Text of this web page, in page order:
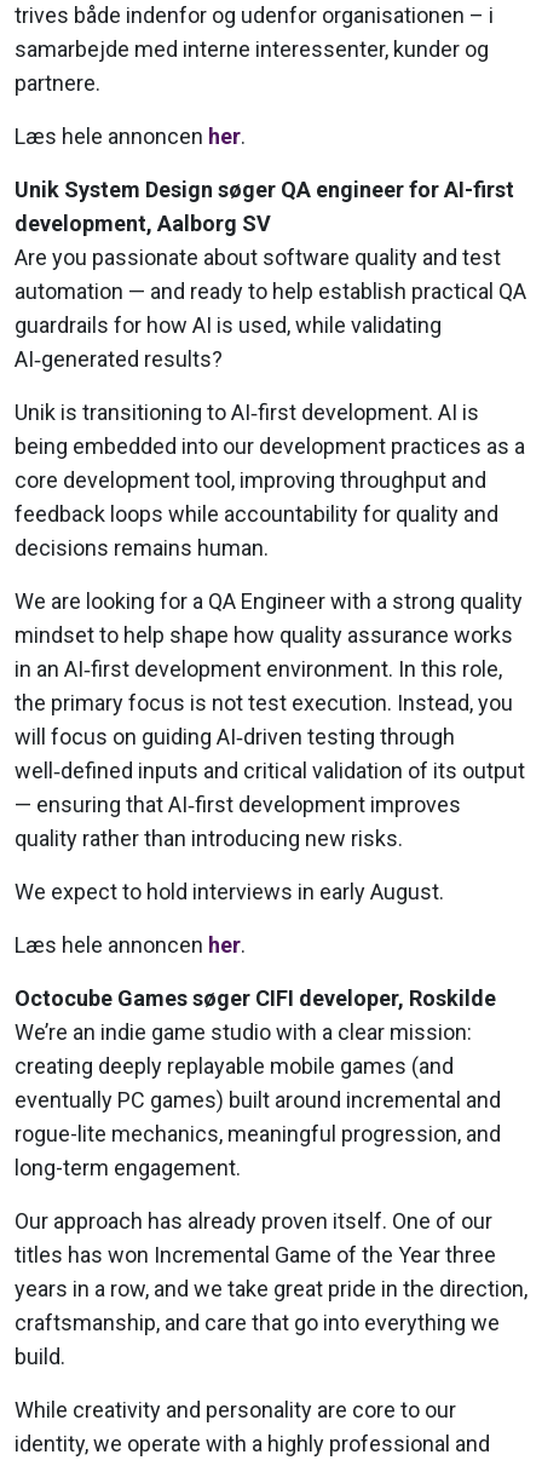
trives både indenfor og udenfor organisationen – i
samarbejde med interne interessenter, kunder og
partnere.
Læs hele annoncen her.
Unik System Design søger QA engineer for AI-first
de­vel­op­ment, Aalborg SV
Are you passionate about software quality and test
automation — and ready to help establish practical QA
guardrails for how AI is used, while validating
AI‑generated results?
Unik is transitioning to AI‑first development. AI is
being embedded into our development practices as a
core development tool, improving throughput and
feedback loops while accountability for quality and
decisions remains human.
We are looking for a QA Engineer with a strong quality
mindset to help shape how quality assurance works
in an AI‑first development environment. In this role,
the primary focus is not test execution. Instead, you
will focus on guiding AI‑driven testing through
well‑defined inputs and critical validation of its output
— ensuring that AI‑first development improves
quality rather than introducing new risks.
We expect to hold interviews in early August.
Læs hele annoncen her.
Octocube Games søger CIFI developer, Roskilde
We’re an indie game studio with a clear mission:
creating deeply replayable mobile games (and
eventually PC games) built around incremental and
rogue-lite mechanics, meaningful progression, and
long-term engagement.
Our approach has already proven itself. One of our
titles has won Incremental Game of the Year three
years in a row, and we take great pride in the direction,
craftsmanship, and care that go into everything we
build.
While creativity and personality are core to our
identity, we operate with a highly professional and